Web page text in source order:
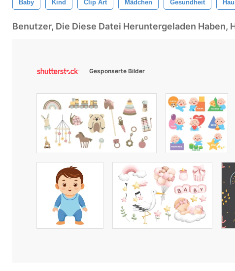
Baby Kind Clip Art Mädchen Gesundheit
Benutzer, Die Diese Datei Heruntergeladen Haben,
Gesponserte Bilder